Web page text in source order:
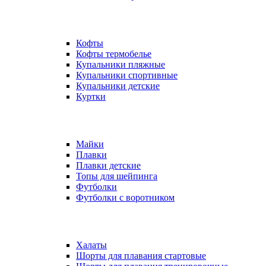
Кофты
Кофты термобелье
Купальники пляжные
Купальники спортивные
Купальники детские
Куртки
Майки
Плавки
Плавки детские
Топы для шейпинга
Футболки
Футболки с воротником
Халаты
Шорты для плавания стартовые